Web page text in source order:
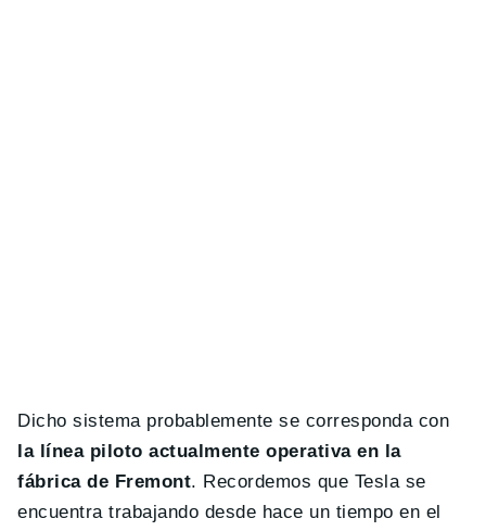
Dicho sistema probablemente se corresponda con
la línea piloto actualmente operativa en la
fábrica de Fremont. Recordemos que Tesla se
encuentra trabajando desde hace un tiempo en el